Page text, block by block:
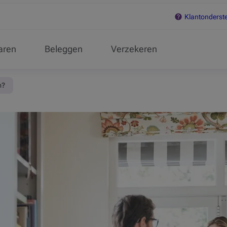
Beleggen Verzekeren